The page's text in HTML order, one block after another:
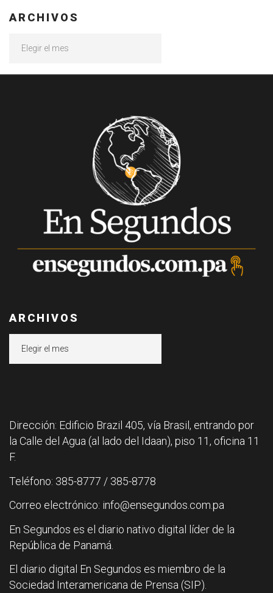
ARCHIVOS
ARCHIVOS
Dirección: Edificio Brazil 405, vía Brasil, entrando por
la Calle del Agua (al lado del Idaan), piso 11, oficina 11
F.
Teléfono: 385-8777 / 385-8778
Correo electrónico: info@ensegundos.com.pa
En Segundos es el diario nativo digital líder de la
República de Panamá.
El diario digital En Segundos es miembro de la
Sociedad Interamericana de Prensa (SIP).